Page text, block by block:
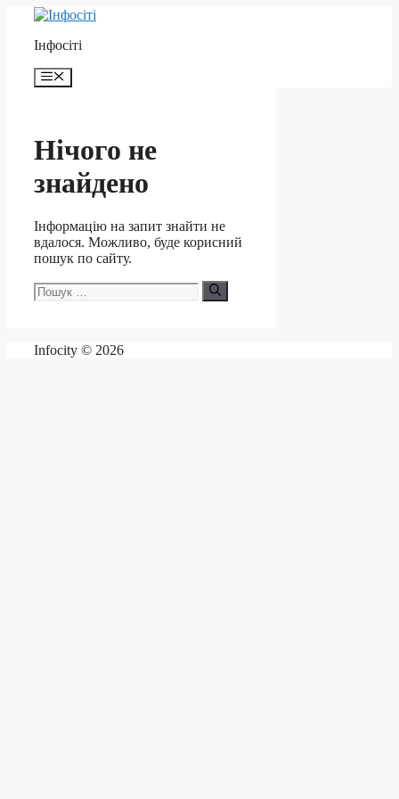
Перейти
контенту
Інфосіті
Меню
Нічого не
знайдено
Інформацію на запит знайти не
вдалося. Можливо, буде корисний
пошук по сайту.
Пошук:
Infocity © 2026